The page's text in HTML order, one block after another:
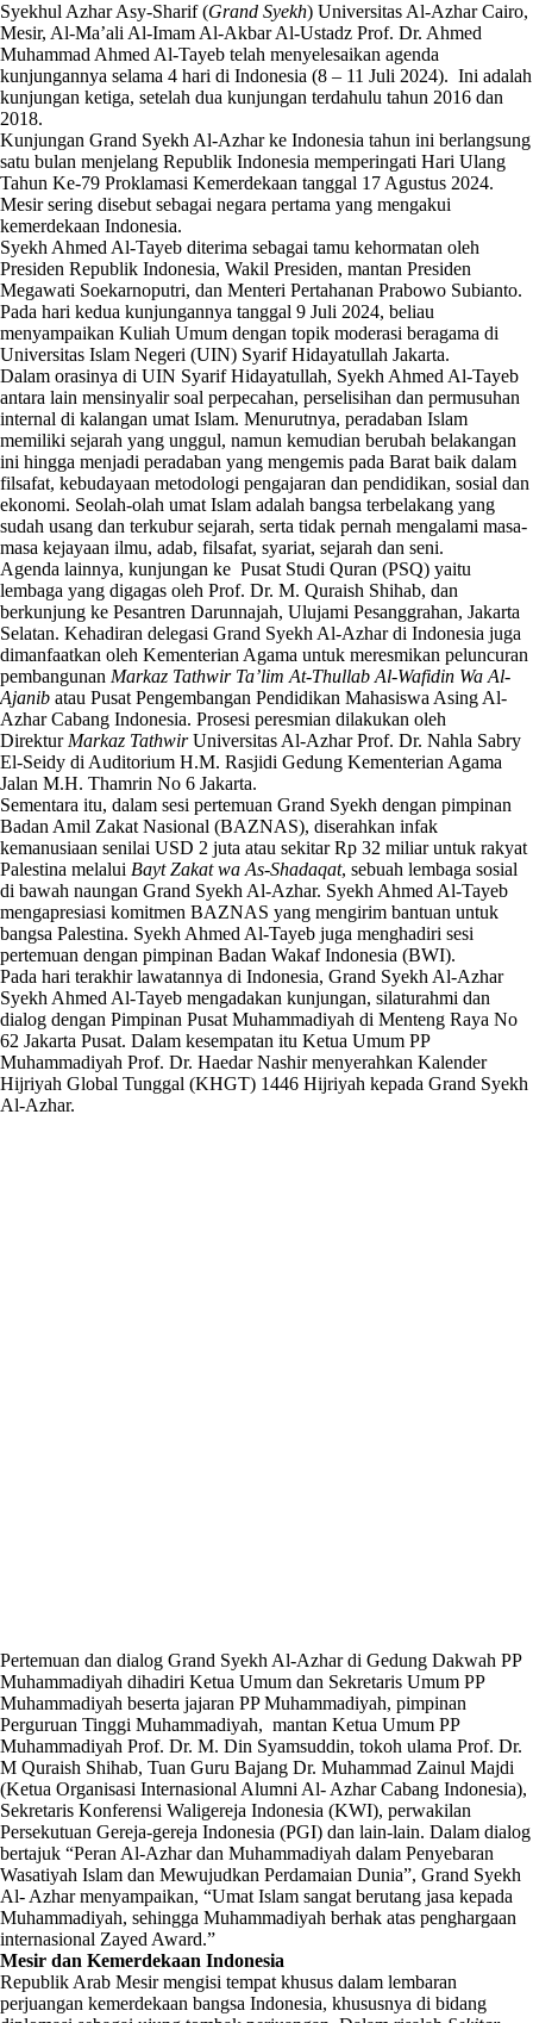
Syekhul Azhar Asy-Sharif (Grand Syekh) Universitas Al-Azhar Cairo,
Mesir, Al-Ma’ali Al-Imam Al-Akbar Al-Ustadz Prof. Dr. Ahmed
Muhammad Ahmed Al-Tayeb telah menyelesaikan agenda
kunjungannya selama 4 hari di Indonesia (8 – 11 Juli 2024). Ini adalah
kunjungan ketiga, setelah dua kunjungan terdahulu tahun 2016 dan
2018.
Kunjungan Grand Syekh Al-Azhar ke Indonesia tahun ini berlangsung
satu bulan menjelang Republik Indonesia memperingati Hari Ulang
Tahun Ke-79 Proklamasi Kemerdekaan tanggal 17 Agustus 2024.
Mesir sering disebut sebagai negara pertama yang mengakui
kemerdekaan Indonesia.
Syekh Ahmed Al-Tayeb diterima sebagai tamu kehormatan oleh
Presiden Republik Indonesia, Wakil Presiden, mantan Presiden
Megawati Soekarnoputri, dan Menteri Pertahanan Prabowo Subianto.
Pada hari kedua kunjungannya tanggal 9 Juli 2024, beliau
menyampaikan Kuliah Umum dengan topik moderasi beragama di
Universitas Islam Negeri (UIN) Syarif Hidayatullah Jakarta.
Dalam orasinya di UIN Syarif Hidayatullah, Syekh Ahmed Al-Tayeb
antara lain mensinyalir soal perpecahan, perselisihan dan permusuhan
internal di kalangan umat Islam. Menurutnya, peradaban Islam
memiliki sejarah yang unggul, namun kemudian berubah belakangan
ini hingga menjadi peradaban yang mengemis pada Barat baik dalam
filsafat, kebudayaan metodologi pengajaran dan pendidikan, sosial dan
ekonomi. Seolah-olah umat Islam adalah bangsa terbelakang yang
sudah usang dan terkubur sejarah, serta tidak pernah mengalami masa-
masa kejayaan ilmu, adab, filsafat, syariat, sejarah dan seni.
Agenda lainnya, kunjungan ke Pusat Studi Quran (PSQ) yaitu
lembaga yang digagas oleh Prof. Dr. M. Quraish Shihab, dan
berkunjung ke Pesantren Darunnajah, Ulujami Pesanggrahan, Jakarta
Selatan. Kehadiran delegasi Grand Syekh Al-Azhar di Indonesia juga
dimanfaatkan oleh Kementerian Agama untuk meresmikan peluncuran
pembangunan Markaz Tathwir Ta’lim At-Thullab Al-Wafidin Wa Al-
Ajanib atau Pusat Pengembangan Pendidikan Mahasiswa Asing Al-
Azhar Cabang Indonesia. Prosesi peresmian dilakukan oleh
Direktur Markaz TathwirUniversitas Al-Azhar Prof. Dr. Nahla Sabry
El-Seidy di Auditorium H.M. Rasjidi Gedung Kementerian Agama
Jalan M.H. Thamrin No 6 Jakarta.
Sementara itu, dalam sesi pertemuan Grand Syekh dengan pimpinan
Badan Amil Zakat Nasional (BAZNAS), diserahkan infak
kemanusiaan senilai USD 2 juta atau sekitar Rp 32 miliar untuk rakyat
Palestina melalui Bayt Zakat wa As-Shadaqat, sebuah lembaga sosial
di bawah naungan Grand Syekh Al-Azhar. Syekh Ahmed Al-Tayeb
mengapresiasi komitmen BAZNAS yang mengirim bantuan untuk
bangsa Palestina. Syekh Ahmed Al-Tayeb juga menghadiri sesi
pertemuan dengan pimpinan Badan Wakaf Indonesia (BWI).
Pada hari terakhir lawatannya di Indonesia, Grand Syekh Al-Azhar
Syekh Ahmed Al-Tayeb mengadakan kunjungan, silaturahmi dan
dialog dengan Pimpinan Pusat Muhammadiyah di Menteng Raya No
62 Jakarta Pusat. Dalam kesempatan itu Ketua Umum PP
Muhammadiyah Prof. Dr. Haedar Nashir menyerahkan Kalender
Hijriyah Global Tunggal (KHGT) 1446 Hijriyah kepada Grand Syekh
Al-Azhar.
Pertemuan dan dialog Grand Syekh Al-Azhar di Gedung Dakwah PP
Muhammadiyah dihadiri Ketua Umum dan Sekretaris Umum PP
Muhammadiyah beserta jajaran PP Muhammadiyah, pimpinan
Perguruan Tinggi Muhammadiyah, mantan Ketua Umum PP
Muhammadiyah Prof. Dr. M. Din Syamsuddin, tokoh ulama Prof. Dr.
M Quraish Shihab, Tuan Guru Bajang Dr. Muhammad Zainul Majdi
(Ketua Organisasi Internasional Alumni Al- Azhar Cabang Indonesia),
Sekretaris Konferensi Waligereja Indonesia (KWI), perwakilan
Persekutuan Gereja-gereja Indonesia (PGI) dan lain-lain. Dalam dialog
bertajuk “Peran Al-Azhar dan Muhammadiyah dalam Penyebaran
Wasatiyah Islam dan Mewujudkan Perdamaian Dunia”, Grand Syekh
Al- Azhar menyampaikan, “Umat Islam sangat berutang jasa kepada
Muhammadiyah, sehingga Muhammadiyah berhak atas penghargaan
internasional Zayed Award.”
Mesir dan Kemerdekaan Indonesia
Republik Arab Mesir mengisi tempat khusus dalam lembaran
perjuangan kemerdekaan bangsa Indonesia, khususnya di bidang